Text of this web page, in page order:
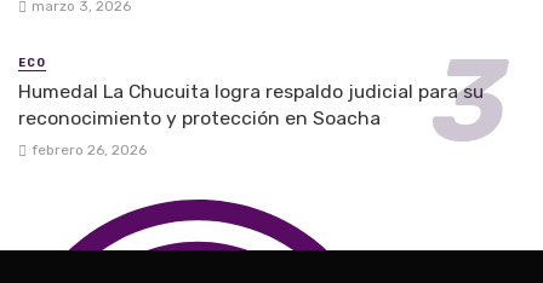
marzo 3, 2026
ECO
Humedal La Chucuita logra respaldo judicial para su
reconocimiento y protección en Soacha
febrero 26, 2026